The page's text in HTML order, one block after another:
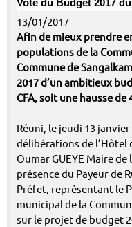
Vote du Budget 2017
13/01/2017
Afin de mieux prendre
populations de la
Commune de
2017 d’un ambitieux
CFA, soit une hausse de
Réuni, le jeudi 13
délibérations de l’Hôtel
Oumar GUEYE Maire
présence du Payeur de
Préfet, représentant le
municipal de la
sur le projet de budget